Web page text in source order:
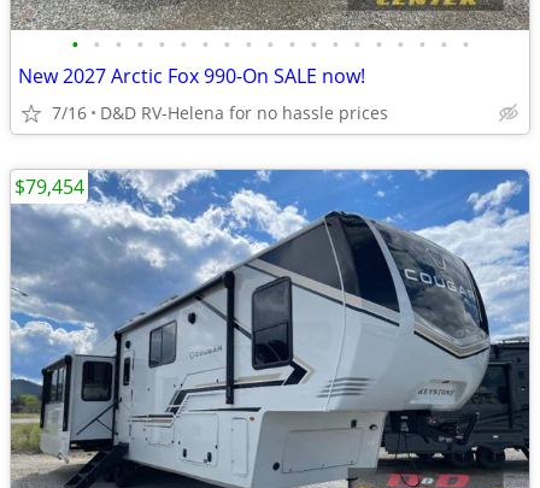
• • • • • • • • • • • • • • • • • • •
New 2027 Arctic Fox 990-On SALE now!
7/16 D&D RV-Helena for no hassle prices
$79,454